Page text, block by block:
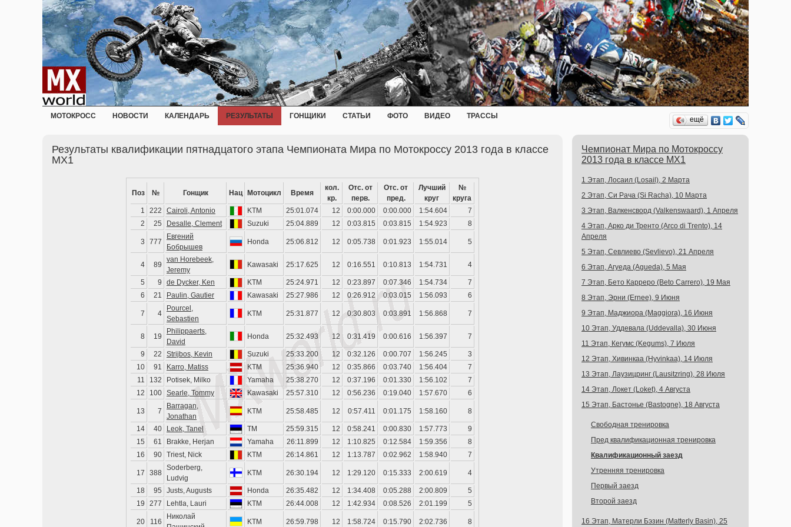
МОТОКРОСС НОВОСТИ КАЛЕНДАРЬ РЕЗУЛЬТАТЫ ГОНЩИКИ СТАТЬИ ФОТО ВИДЕО ТРАССЫ ещё
Результаты квалификации пятнадцатого этапа Чемпионата Мира по Мотокроссу 2013 года в классе
MX1
Поз № Гонщик Нац Мотоцикл Время
кол.
кр.
Отс. от
перв.
Отс. от
пред.
Лучший
круг
№
круга
1
222 Cairoli, Antonio KTM 25:01.074 12 0:00.000 0:00.000 1:54.604
7
2
25 Desalle, Clement Suzuki 25:04.889 12 0:03.815 0:03.815 1:54.923 8
3 777
Евгений
Бобрышев
Honda 25:06.812 12 0:05.738 0:01.923 1:55.014 5
4 89
van Horebeek,
Jeremy
Kawasaki 25:17.625 12 0:16.551 0:10.813 1:54.731 4
5 9 de Dycker, Ken KTM 25:24.971 12 0:23.897 0:07.346 1:54.734
7
6
21 Paulin, Gautier Kawasaki 25:27.986 12 0:26.912 0:03.015 1:56.093 6
7 4
Pourcel,
Sebastien
KTM 25:31.877 12 0:30.803 0:03.891 1:56.868 7
8 19
Philippaerts,
David
Honda 25:32.493 12 0:31.419 0:00.616 1:56.397 7
9 22 Strijbos, Kevin Suzuki 25:33.200 12 0:32.126 0:00.707 1:56.245
3
10
91 Karro, Matiss KTM 25:36.940 12 0:35.866 0:03.740 1:56.404
7
11
132 Potisek, Milko Yamaha 25:38.270 12 0:37.196 0:01.330 1:56.102
7
12
100 Searle, Tommy Kawasaki 25:57.310 12 0:56.236 0:19.040 1:57.670 6
13 7
Barragan,
Jonathan
KTM 25:58.485 12 0:57.411 0:01.175 1:58.160 8
14 40 Leok, Tanel TM 25:59.315 12 0:58.241 0:00.830 1:57.773
9
15
61 Brakke, Herjan Yamaha 26:11.899 12 1:10.825 0:12.584 1:59.356
8
16
90 Triest, Nick KTM 26:14.861 12 1:13.787 0:02.962 1:58.940 7
17 388
Soderberg,
Ludvig
KTM 26:30.194 12 1:29.120 0:15.333 2:00.619 4
18 95 Justs, Augusts Honda 26:35.482 12 1:34.408 0:05.288 2:00.809
5
19
277 Lehtla, Lauri KTM 26:44.008 12 1:42.934 0:08.526 2:01.199 5
20 116
Николай
KTM 26:59.798 12 1:58.724 0:15.790 2:02.736 8
Чемпионат Мира по Мотокроссу
2013 года в классе MX1
1 Этап, Лосаил (Losail), 2 Марта
2 Этап, Си Рача (Si Racha), 10 Марта
3 Этап, Валкенсворд (Valkenswaard), 1 Апреля
4 Этап, Арко ди Тренто (Arco di Trento), 14
Апреля
5 Этап, Севлиево (Sevlievo), 21 Апреля
6 Этап, Агуеда (Agueda), 5 Мая
7 Этап, Бето Карреро (Beto Carrero), 19 Мая
8 Этап, Эрни (Ernee), 9 Июня
9 Этап, Маджиора (Maggiora), 16 Июня
10 Этап, Уддевала (Uddevalla), 30 Июня
11 Этап, Кегумс (Kegums), 7 Июля
12 Этап, Хивинкаа (Hyvinkaa), 14 Июля
13 Этап, Лаузицринг (Lausitzring), 28 Июля
14 Этап, Локет (Loket), 4 Августа
15 Этап, Бастонье (Bastogne), 18 Августа
Свободная тренировка
Пред квалификационная тренировка
Квалификационный заезд
Утренняя тренировка
Первый заезд
Второй заезд
16 Этап, Матерли Бэзин (Matterly Basin), 25